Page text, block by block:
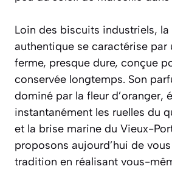
Loin des biscuits industriels, la
authentique se caractérise par
ferme, presque dure, conçue
conservée longtemps. Son
dominé par la fleur d’oranger,
instantanément les ruelles du
et la brise marine du Vieux-
proposons aujourd’hui de
tradition en réalisant vous-